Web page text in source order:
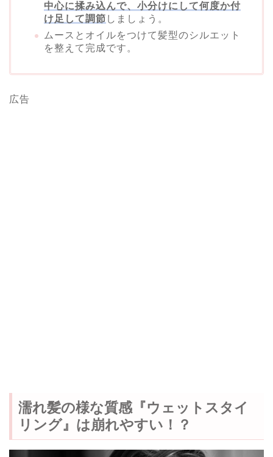
中心に揉み込んで、小分けにして何度か付
け足して調節 しましょう。
ムースとオイルをつけて髪型のシルエット
を整えて完成です。
広告
濡れ髪の様な質感『ウェットスタイ
リング』は崩れやすい！？